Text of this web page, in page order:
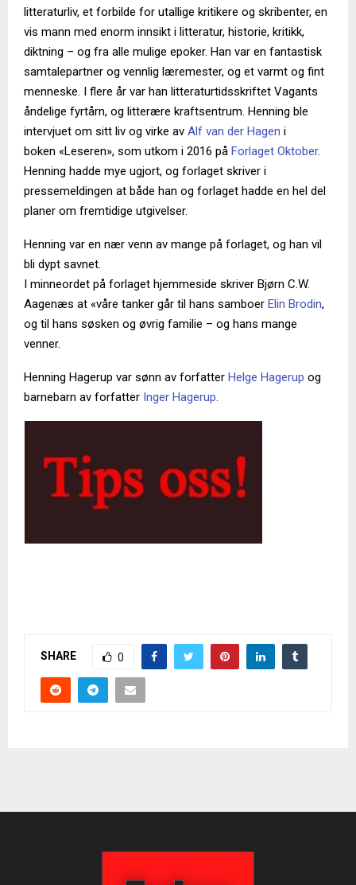
litteraturliv, et forbilde for utallige kritikere og skribenter, en
vis mann med enorm innsikt i litteratur, historie, kritikk,
diktning – og fra alle mulige epoker. Han var en fantastisk
samtalepartner og vennlig læremester, og et varmt og fint
menneske. I flere år var han litteraturtidsskriftet Vagants
åndelige fyrtårn, og litterære kraftsentrum. Henning ble
intervjuet om sitt liv og virke av Alf van der Hagen i
boken «Leseren», som utkom i 2016 på Forlaget Oktober.
Henning hadde mye ugjort, og forlaget skriver i
pressemeldingen at både han og forlaget hadde en hel del
planer om fremtidige utgivelser.
Henning var en nær venn av mange på forlaget, og han vil
bli dypt savnet.
I minneordet på forlaget hjemmeside skriver Bjørn C.W.
Aagenæs at «våre tanker går til hans samboer Elin Brodin,
og til hans søsken og øvrig familie – og hans mange
venner.
Henning Hagerup var sønn av forfatter Helge Hagerup og
barnebarn av forfatter Inger Hagerup.
SHARE 0